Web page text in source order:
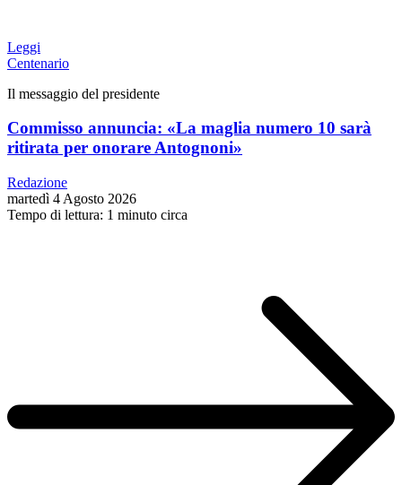
Leggi
Centenario
Il messaggio del presidente
Commisso annuncia: «La maglia numero 10 sarà
ritirata per onorare Antognoni»
Redazione
martedì 4 Agosto 2026
Tempo di lettura: 1 minuto circa